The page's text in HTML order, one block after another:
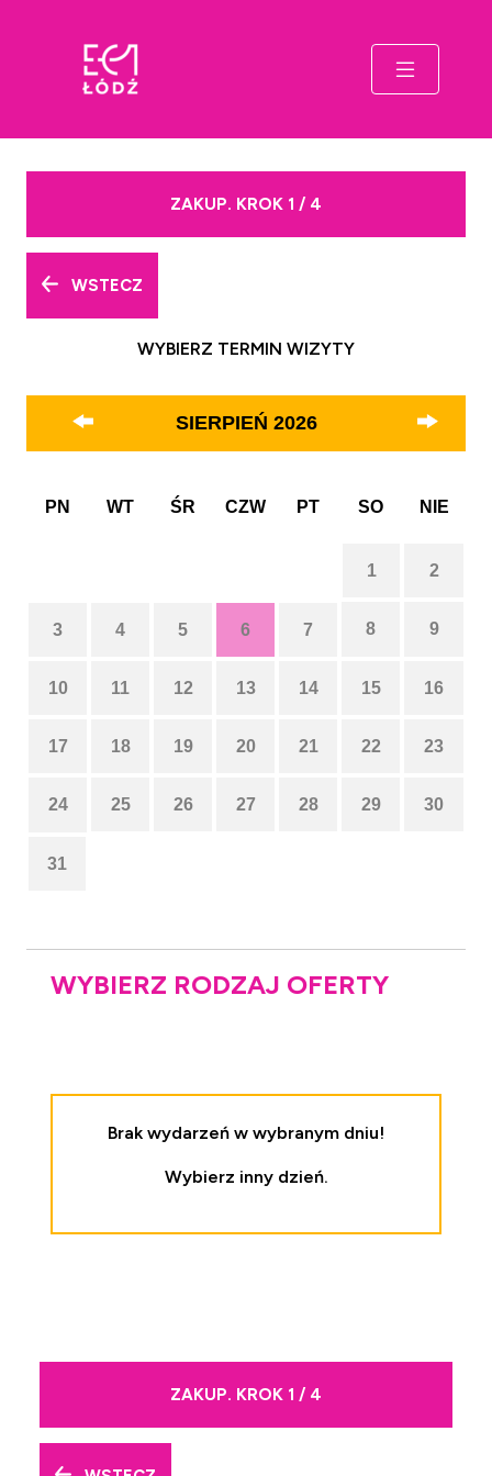
WSTECZ
ZAKUP. KROK 1 / 4
WYBIERZ TERMIN WIZYTY
SIERPIEŃ 2026
PN WT ŚR CZW PT SO NIE
1 2
3 4 5 6 7 8 9
10 11 12 13 14 15 16
17 18 19 20 21 22 23
24 25 26 27 28 29 30
31
WYBIERZ RODZAJ OFERTY
Brak wydarzeń w wybranym dniu!
Wybierz inny dzień.
ZAKUP. KROK 1 / 4